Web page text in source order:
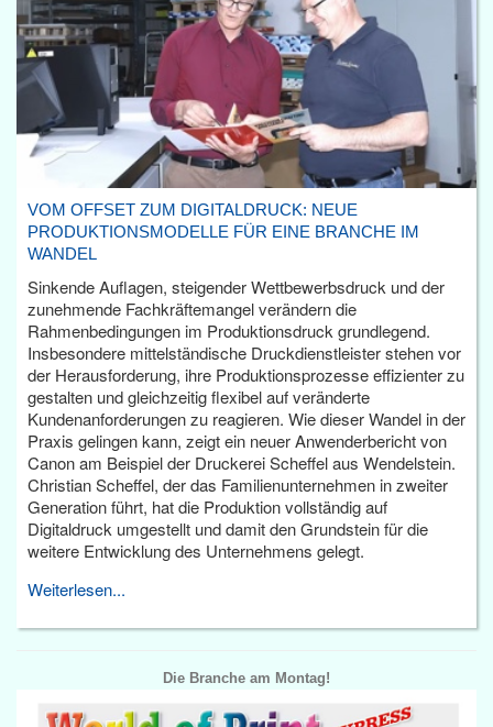
VOM OFFSET ZUM DIGITALDRUCK: NEUE
PRODUKTIONSMODELLE FÜR EINE BRANCHE IM
WANDEL
Sinkende Auflagen, steigender Wettbewerbsdruck und der
zunehmende Fachkräftemangel verändern die
Rahmenbedingungen im Produktionsdruck grundlegend.
Insbesondere mittelständische Druckdienstleister stehen vor
der Herausforderung, ihre Produktionsprozesse effizienter zu
gestalten und gleichzeitig flexibel auf veränderte
Kundenanforderungen zu reagieren. Wie dieser Wandel in der
Praxis gelingen kann, zeigt ein neuer Anwenderbericht von
Canon am Beispiel der Druckerei Scheffel aus Wendelstein.
Christian Scheffel, der das Familienunternehmen in zweiter
Generation führt, hat die Produktion vollständig auf
Digitaldruck umgestellt und damit den Grundstein für die
weitere Entwicklung des Unternehmens gelegt.
Weiterlesen...
Die Branche am Montag!